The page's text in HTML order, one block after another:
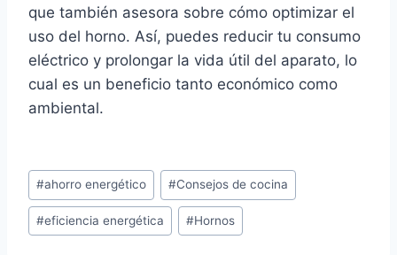
que también asesora sobre cómo optimizar el
uso del horno. Así, puedes reducir tu consumo
eléctrico y prolongar la vida útil del aparato, lo
cual es un beneficio tanto económico como
ambiental.
Etiquetas
de
la
#ahorro energético #Consejos de cocina
#eficiencia energética #Hornos